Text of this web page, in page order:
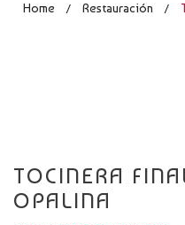
CONTACTO
Home / Restauración /
TOCINERA
OPALINA